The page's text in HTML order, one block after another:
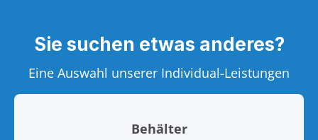
Sie suchen etwas anderes?
Eine Auswahl unserer Individual-Leistungen
Behälter